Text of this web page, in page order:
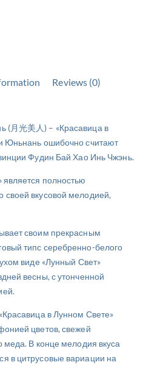
Reviews (0)
月光美人) – «Красавица в
Юньнань ошибочно считают
Фудин Бай Хао Инь Чжэнь.
является полностью
вкусовой мелодией,
своим прекрасным
типс серебренно-белого
виде «Лунный Свет»
весны, с утонченной
в Лунном Свете»
цветов, свежей
В конце мелодия вкуса
в цитрусовые вариации на